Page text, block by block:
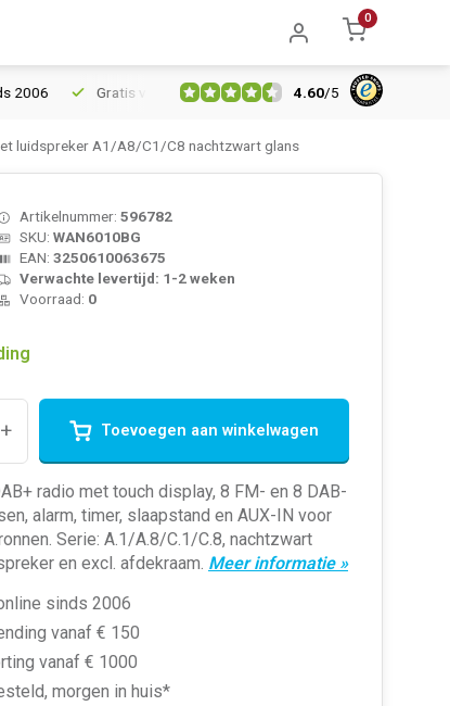
0
Gratis verzending vanaf € 150 5% extra korting
4.60/5
luidspreker A1/A8/C1/C8 nachtzwart glans
Artikelnummer: 596782
SKU: WAN6010BG
EAN: 3250610063675
Verwachte levertijd: 1-2 weken
Voorraad: 0
+ Toevoegen aan winkelwagen
radio met touch display, 8 FM- en 8 DAB-
alarm, timer, slaapstand en AUX-IN voor
Serie: A.1/A.8/C.1/C.8, nachtzwart
en excl. afdekraam. Meer informatie »
sinds 2006
vanaf € 150
vanaf € 1000
morgen in huis*